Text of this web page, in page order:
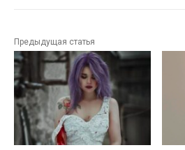
Предыдущая статья